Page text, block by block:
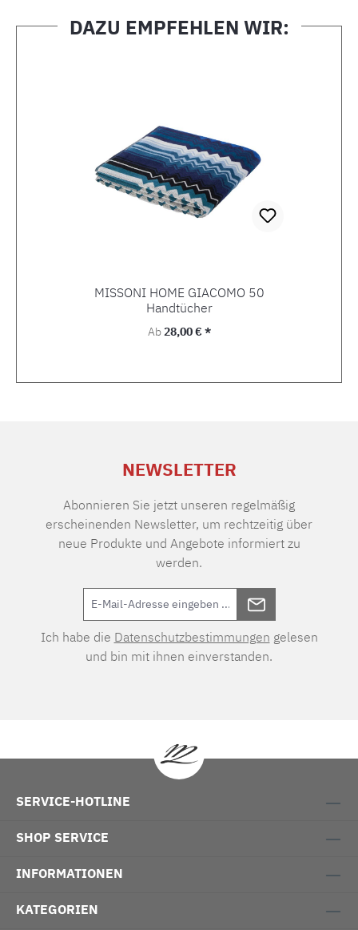
DAZU EMPFEHLEN WIR:
MISSONI HOME GIACOMO 50
Handtücher
Regulärer Preis:
Ab28,00 € *
NEWSLETTER
Abonnieren Sie jetzt unseren regelmäßig
erscheinenden Newsletter, um rechtzeitig über
neue Produkte und Angebote informiert zu
werden.
Ich habe die Datenschutzbestimmungen gelesen
und bin mit ihnen einverstanden.
SERVICE-HOTLINE
SHOP SERVICE
INFORMATIONEN
KATEGORIEN